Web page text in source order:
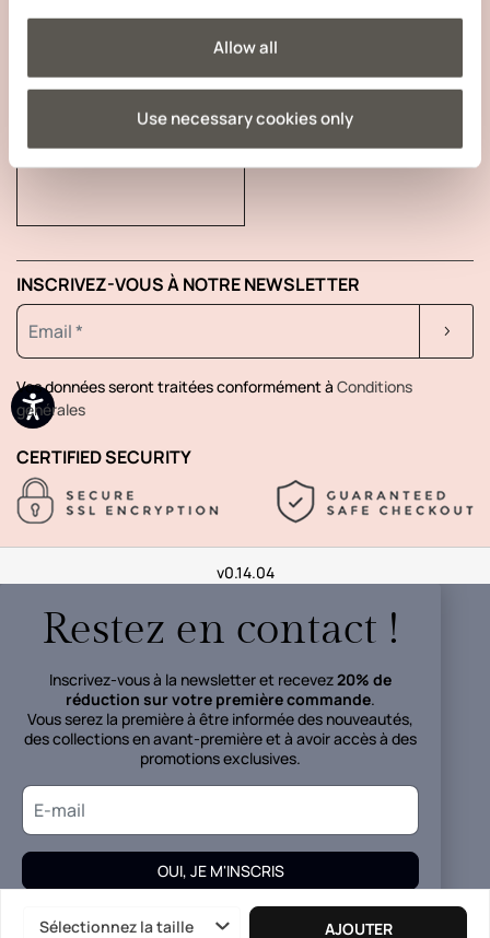
Allow all
Use necessary cookies only
Sélectionnez la taille AJOUTER
INFORMATIONS RELATIVES À L’ENTREPRISE
INSCRIVEZ-VOUS À NOTRE NEWSLETTER
Vos données seront traitées conformément à Conditions
générales
CERTIFIED SECURITY
v0.14.04
Restez en contact !
Inscrivez-vous à la newsletter et recevez20% de
réduction sur votre première commande.
Vous serez la première à être informée des nouveautés,
des collections en avant-première et à avoir accès à des
promotions exclusives.
OUI, JE M'INSCRIS
Vos données seront traitées conformément à la